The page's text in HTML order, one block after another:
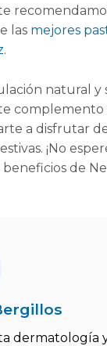
las mejores
.
natural y
complemento
a disfrutar
¡No
de
dermatología